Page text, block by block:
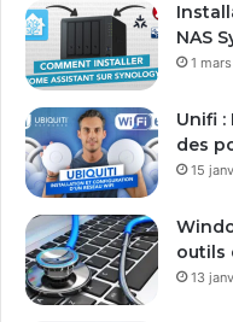
s
e
m
a
NAS
1
Unifi
des
15
outils
13